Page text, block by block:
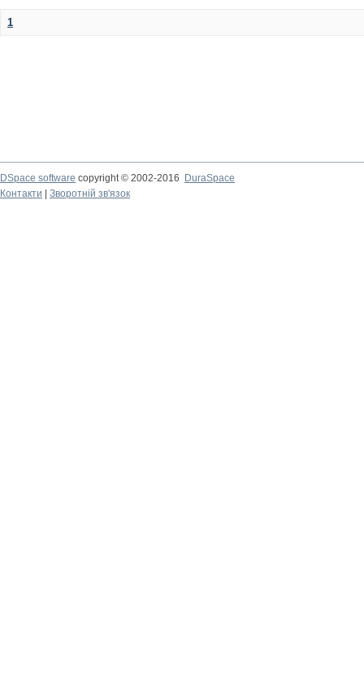
1
DSpace software copyright © 2002-2016
DuraSpace
Контакти
Зворотній зв'язок